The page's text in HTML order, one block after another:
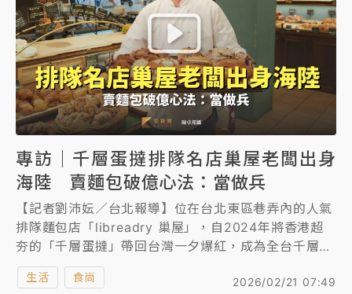
專訪｜千層蛋撻排隊名店巢屋老闆出身
海陸 賣麵包破億心法：當做兵
【記者劉沛妘／台北報導】位在台北東區巷弄內的人氣
排隊麵包店「libreadry 巢屋」，自2024年將香港超
夯的「千層蛋撻」帶回台灣一夕爆紅，成為全台千層蛋
撻炫風的領頭羊，不僅每天大排長龍，還有民眾在早上
7點就來排隊卡位；近日則是「明太子麵包」成為新
2026/02/21 07:49
生活 食尚